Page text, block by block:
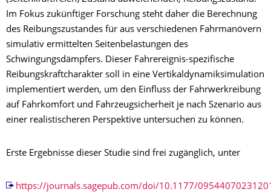
Im Fokus zukünftiger Forschung steht daher die Berechnung
des Reibungszustandes für aus verschiedenen Fahrmanövern
simulativ ermittelten Seitenbelastungen des
Schwingungsdämpfers. Dieser Fahrereignis-spezifische
Reibungskraftcharakter soll in eine Vertikaldynamiksimulation
implementiert werden, um den Einfluss der Fahrwerkreibung
auf Fahrkomfort und Fahrzeugsicherheit je nach Szenario aus
einer realistischeren Perspektive untersuchen zu können.
Erste Ergebnisse dieser Studie sind frei zugänglich, unter
https://journals.sagepub.com/doi/10.1177/